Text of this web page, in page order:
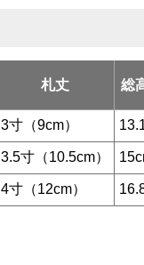
札丈 総
3寸（9cm）
3.5寸（10.5cm）
4寸（12cm）